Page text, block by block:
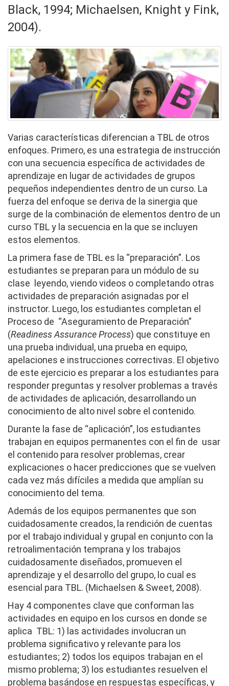
Black, 1994; Michaelsen, Knight y Fink,
2004).
Varias características diferencian a TBL de otros
enfoques. Primero, es una estrategia de instrucción
con una secuencia específica de actividades de
aprendizaje en lugar de actividades de grupos
pequeños independientes dentro de un curso. La
fuerza del enfoque se deriva de la sinergia que
surge de la combinación de elementos dentro de un
curso TBL y la secuencia en la que se incluyen
estos elementos.
La primera fase de TBL es la “preparación”. Los
estudiantes se preparan para un módulo de su
clase leyendo, viendo videos o completando otras
actividades de preparación asignadas por el
instructor. Luego, los estudiantes completan el
Proceso de “Aseguramiento de Preparación”
(Readiness Assurance Process) que constituye en
una prueba individual, una prueba en equipo,
apelaciones e instrucciones correctivas. El objetivo
de este ejercicio es preparar a los estudiantes para
responder preguntas y resolver problemas a través
de actividades de aplicación, desarrollando un
conocimiento de alto nivel sobre el contenido.
Durante la fase de “aplicación”, los estudiantes
trabajan en equipos permanentes con el fin de usar
el contenido para resolver problemas, crear
explicaciones o hacer predicciones que se vuelven
cada vez más difíciles a medida que amplían su
conocimiento del tema.
Además de los equipos permanentes que son
cuidadosamente creados, la rendición de cuentas
por el trabajo individual y grupal en conjunto con la
retroalimentación temprana y los trabajos
cuidadosamente diseñados, promueven el
aprendizaje y el desarrollo del grupo, lo cual es
esencial para TBL. (Michaelsen & Sweet, 2008).
Hay 4 componentes clave que conforman las
actividades en equipo en los cursos en donde se
aplica TBL: 1) las actividades involucran un
problema significativo y relevante para los
estudiantes; 2) todos los equipos trabajan en el
mismo problema; 3) los estudiantes resuelven el
problema basándose en respuestas específicas, y